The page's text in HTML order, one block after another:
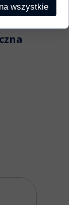
wszystkie